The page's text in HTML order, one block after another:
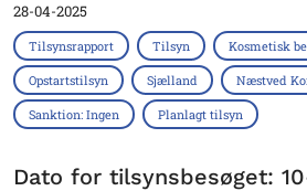
28-04-2025
Tilsynsrapport Tilsyn Kosmetisk
Opstartstilsyn Sjælland Næstved
Sanktion: Ingen Planlagt tilsyn
Dato for tilsynsbesøget: